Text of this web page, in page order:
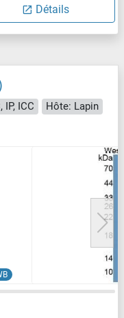
Détails
IP, ICC
Hôte: Lapin